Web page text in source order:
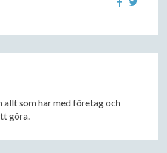
allt som har med företag och
göra.